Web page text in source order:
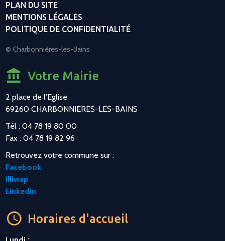
PLAN DU SITE
MENTIONS LÉGALES
POLITIQUE DE CONFIDENTIALITÉ
© Charbonnières-les-Bains
Votre Mairie
2 place de l’Eglise
69260 CHARBONNIERES-LES-BAINS
Tél : 04 78 19 80 00
Fax : 04 78 19 82 96
Retrouvez votre commune sur :
Facebook
Illiwap
Linkedin
Horaires d'accueil